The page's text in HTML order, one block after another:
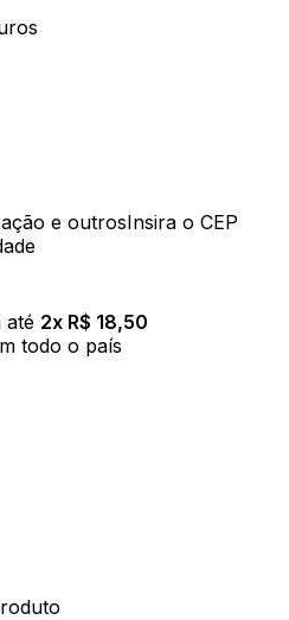
e outrosInsira o CEP
até 2x R$ 18,50
todo o país